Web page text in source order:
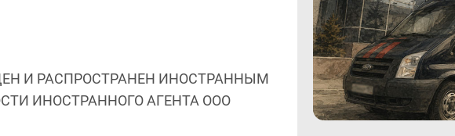
И РАСПРОСТРАНЕН ИНОСТРАННЫМ
ИНОСТРАННОГО АГЕНТА ООО